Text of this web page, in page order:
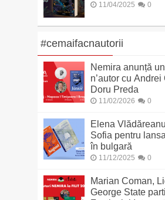
11/04/2025 0
#cemaifacnautorii
Nemira anunță
n’autor cu
Doru Preda
11/02/2026 0
Elena
Sofia pentru
în bulgară
11/12/2025 0
Marian Coman,
George State